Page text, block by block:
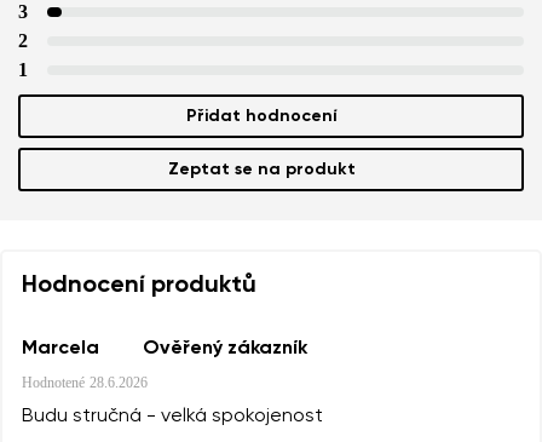
3
2
1
Přidat hodnocení
Zeptat se na produkt
Hodnocení produktů
Marcela Ověřený zákazník
Hodnotené 28.6.2026
Budu stručná - velká spokojenost